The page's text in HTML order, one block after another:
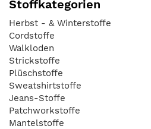
Stoffkategorien
Herbst - & Winterstoffe
Cordstoffe
Walkloden
Strickstoffe
Plüschstoffe
Sweatshirtstoffe
Jeans-Stoffe
Patchworkstoffe
Mantelstoffe